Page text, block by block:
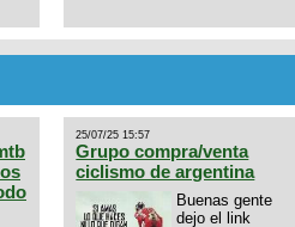
25/07/25 15:57
Grupo compra/venta
ciclismo de argentina
Buenas gente
dejo el link